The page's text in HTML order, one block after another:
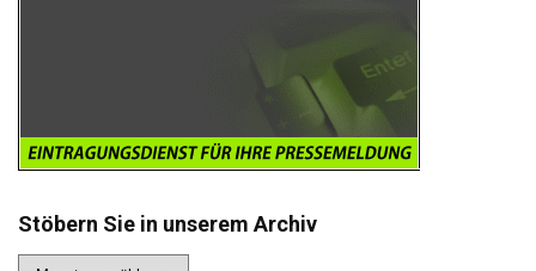
Stöbern Sie in unserem Archiv